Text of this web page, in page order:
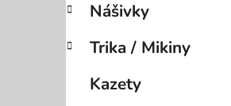
n
n
í
i
Nášivky
Trika / Mikiny
Kazety